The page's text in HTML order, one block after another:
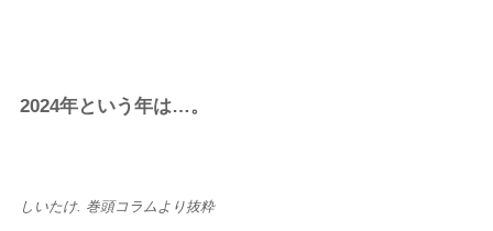
2024年という年は…。
しいたけ. 巻頭コラムより抜粋